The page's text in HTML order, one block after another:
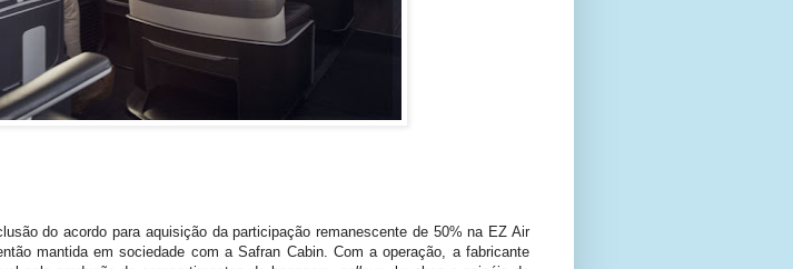
do acordo para aquisição da participação remanescente de 50% na EZ Air
mantida em sociedade com a Safran Cabin. Com a operação, a fabricante